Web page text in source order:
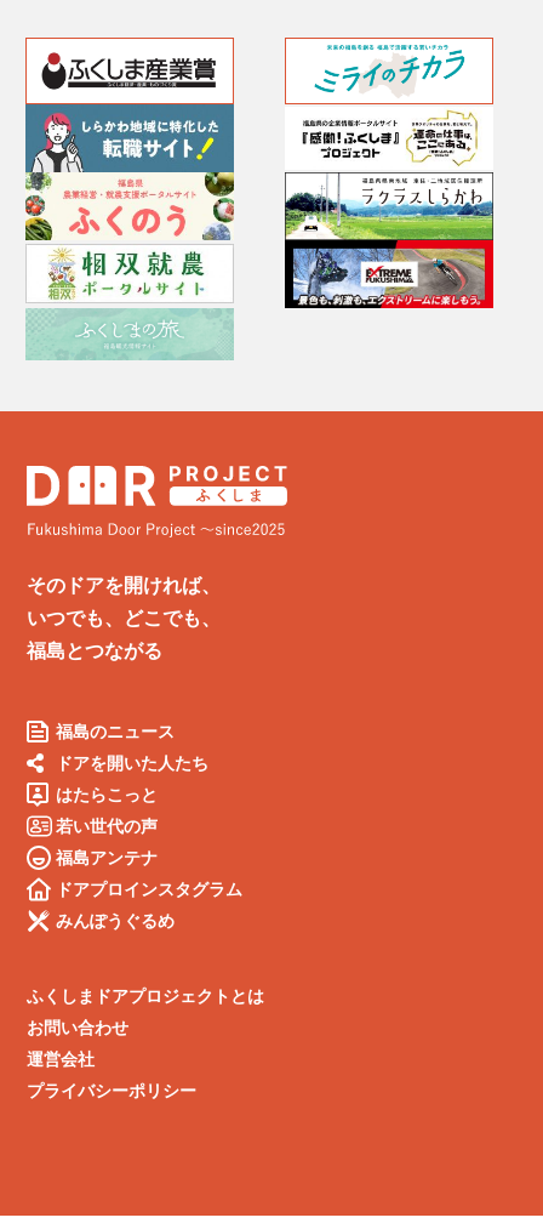
そのドアを開ければ、
いつでも、どこでも、
福島とつながる
福島のニュース
ドアを開いた人たち
はたらこっと
若い世代の声
福島アンテナ
ドアプロインスタグラム
みんぽうぐるめ
ふくしまドアプロジェクトとは
お問い合わせ
運営会社
プライバシーポリシー